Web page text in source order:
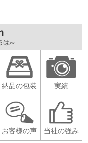
納品の包装 実績
お客様の声 当社の強み